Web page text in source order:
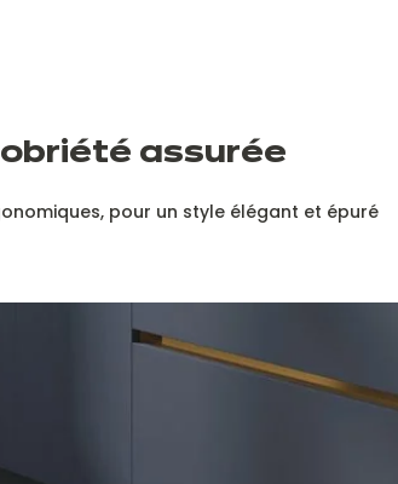
assurée
pour un style élégant et épuré